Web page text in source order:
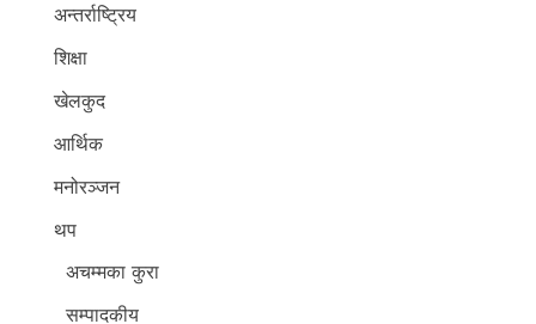
अन्तर्राष्ट्रिय
शिक्षा
खेलकुद
आर्थिक
मनोरञ्जन
थप
अचम्मका कुरा
सम्पादकीय